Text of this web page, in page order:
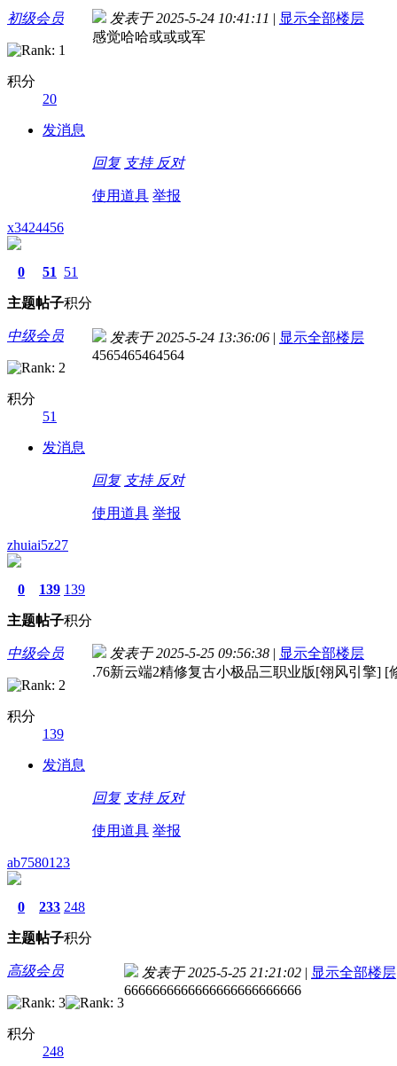
初级会员
积分
20
发消息
发表于 2025-5-24 10:41:11 | 显示全部楼层
感觉哈哈或或或军
回复 支持 反对
使用道具 举报
x3424456
0
主题
51
帖子
51
积分
中级会员
积分
51
发消息
发表于 2025-5-24 13:36:06 | 显示全部楼层
4565465464564
回复 支持 反对
使用道具 举报
zhuiai5z27
0
主题
139
帖子
139
积分
中级会员
积分
139
发消息
发表于 2025-5-25 09:56:38 | 显示全部楼层
.76新云端2精修复古小极品三职业版[翎风引擎] [
回复 支持 反对
使用道具 举报
ab7580123
0
主题
233
帖子
248
积分
高级会员
积分
248
发表于 2025-5-25 21:21:02 | 显示全部楼层
6666666666666666666666666